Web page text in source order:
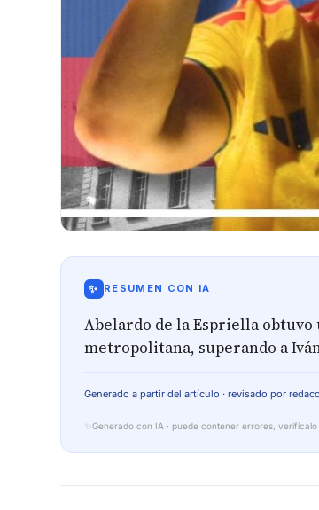
✨ RESUMEN CON IA
Abelardo de la Espriella obtuvo
metropolitana, superando a
Generado a partir del artículo · revisado por
✨ Generado con IA · puede contener errores,